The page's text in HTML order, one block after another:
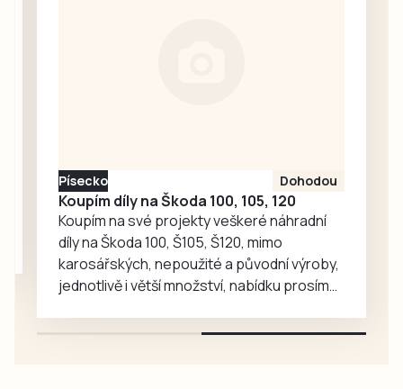
Písecko Dohodou
Koupím díly na Škoda 100, 105, 120
Koupím na své projekty veškeré náhradní
díly na Škoda 100, Š105, Š120, mimo
karosářských, nepoužité a původní výroby,
jednotlivě i větší množství, nabídku prosím